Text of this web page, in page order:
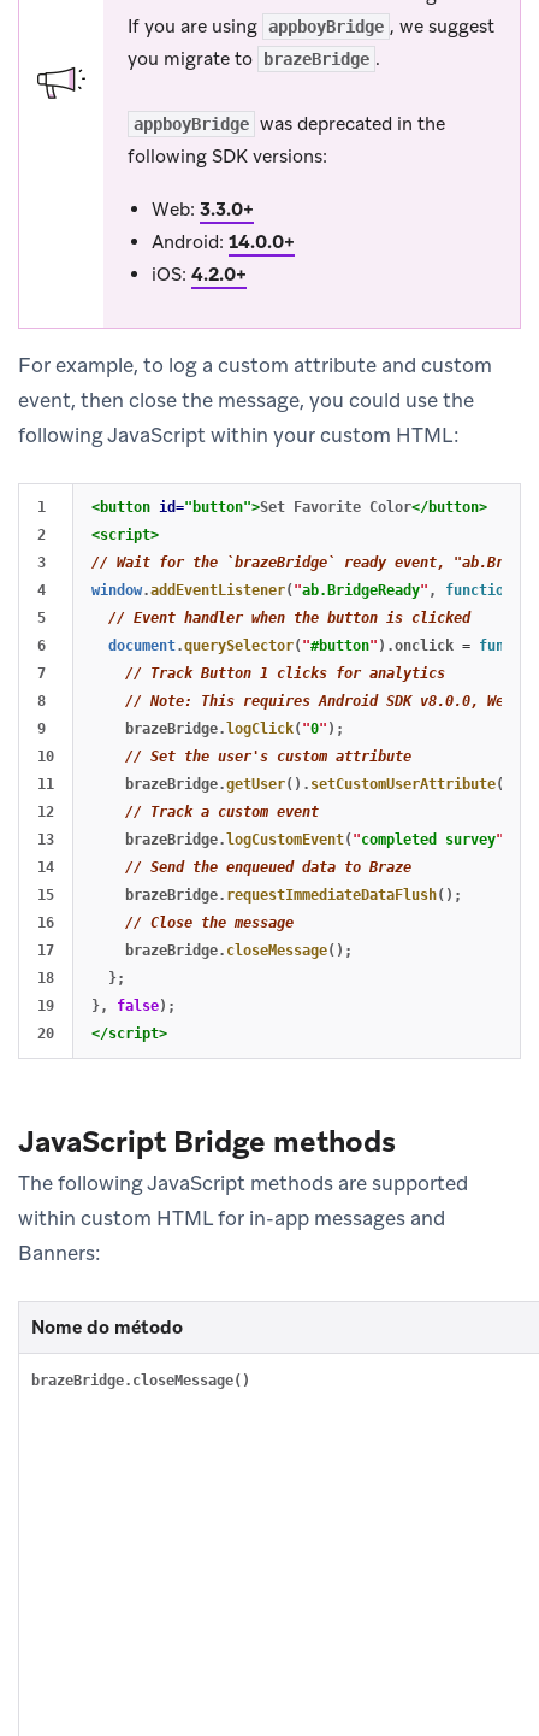
If you are using appboyBridge , we suggest
you migrate to
brazeBridge .
appboyBridge was deprecated in the
following SDK versions:
Web: 3.3.0+
Android: 14.0.0+
iOS: 4.2.0+
For example, to log a custom attribute and custom
event, then close the message, you could use the
following JavaScript within your custom HTML:
1
2
3
4
5
6
7
8
9
10
11
12
13
14
15
16
17
18
19
<button id="button">Set Favorite Color</button>
<script>
// Wait for the `brazeBridge` ready event,
window.addEventListener( "ab.BridgeReady" , function
// Event handler when the button is clicked
document.querySelector( "#button" ).onclick =
// Track Button 1 clicks for analytics
// Note: This requires Android SDK v8.0.0, Web
brazeBridge. logClick( "0" );
// Set the user's custom attribute
brazeBridge.getUser(). setCustomUserAttribute(
// Track a custom event
brazeBridge. logCustomEvent( "completed survey"
// Send the enqueued data to Braze
brazeBridge. requestImmediateDataFlush();
// Close the message
brazeBridge. closeMessage();
};
},
false);
</script>
JavaScript Bridge methods
The following JavaScript methods are supported
within custom HTML for in-app messages and
Banners:
Nome do método
brazeBridge.closeMessage()